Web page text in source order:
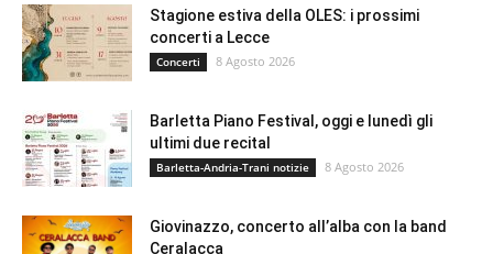
Stagione estiva della OLES: i prossimi
concerti a Lecce
Concerti 8 Agosto 2026
Barletta Piano Festival, oggi e lunedì gli
ultimi due recital
Barletta-Andria-Trani notizie 8 Agosto 2026
Giovinazzo, concerto all’alba con la band
Ceralacca